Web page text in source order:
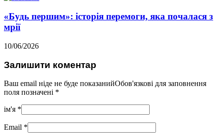
«Будь першим»: історія перемоги, яка почалася з
мрії
10/06/2026
Залишити коментар
Ваш email ніде не буде показанийОбов'язкові для заповнення
поля позначені *
ім'я *
Email *